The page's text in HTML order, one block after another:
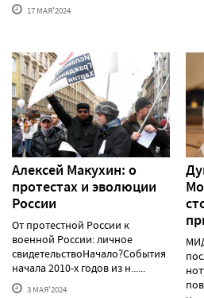
17 МАЯ'2024
Алексей Макуxин: о
протестаx и эволюции
России
От протестной России к
военной России: личное
свидетельствоНачало?События
начала 2010-х годов из н......
3 МАЯ'2024